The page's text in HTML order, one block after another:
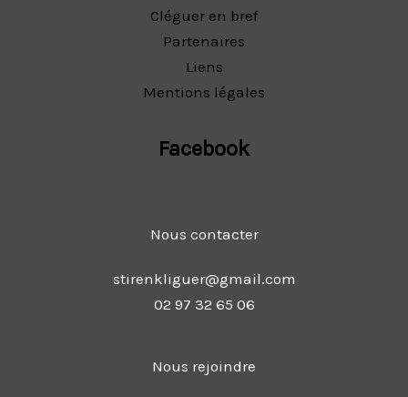
Cléguer en bref
Partenaires
Liens
Mentions légales
Facebook
Nous contacter
stirenkliguer@gmail.com
02 97 32 65 06
Nous rejoindre